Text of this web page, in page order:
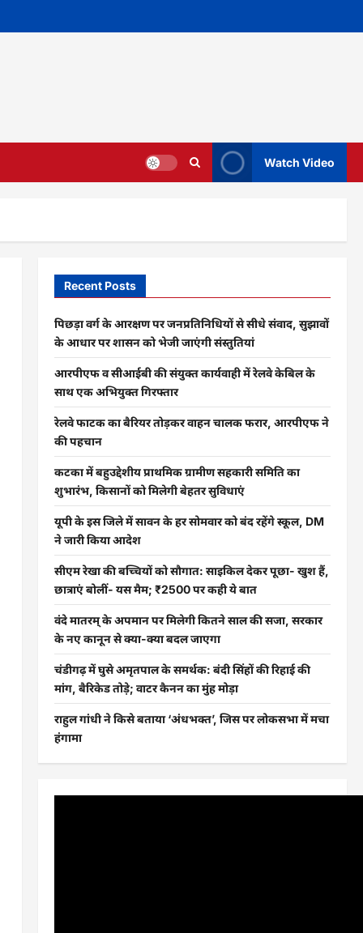
Watch Video
Recent Posts
पिछड़ा वर्ग के आरक्षण पर जनप्रतिनिधियों से सीधे संवाद, सुझावों
के आधार पर शासन को भेजी जाएंगी संस्तुतियां
आरपीएफ व सीआईबी की संयुक्त कार्यवाही में रेलवे केबिल के
साथ एक अभियुक्त गिरफ्तार
रेलवे फाटक का बैरियर तोड़कर वाहन चालक फरार, आरपीएफ ने
की पहचान
कटका में बहुउद्देशीय प्राथमिक ग्रामीण सहकारी समिति का
शुभारंभ, किसानों को मिलेगी बेहतर सुविधाएं
यूपी के इस जिले में सावन के हर सोमवार को बंद रहेंगे स्कूल, DM
ने जारी किया आदेश
सीएम रेखा की बच्चियों को सौगात: साइकिल देकर पूछा- खुश हैं,
छात्राएं बोलीं- यस मैम; ₹2500 पर कही ये बात
वंदे मातरम् के अपमान पर मिलेगी कितने साल की सजा, सरकार
के नए कानून से क्या-क्या बदल जाएगा
चंडीगढ़ में घुसे अमृतपाल के समर्थक: बंदी सिंहों की रिहाई की
मांग, बैरिकेड तोड़े; वाटर कैनन का मुंह मोड़ा
राहुल गांधी ने किसे बताया ‘अंधभक्त’, जिस पर लोकसभा में मचा
हंगामा